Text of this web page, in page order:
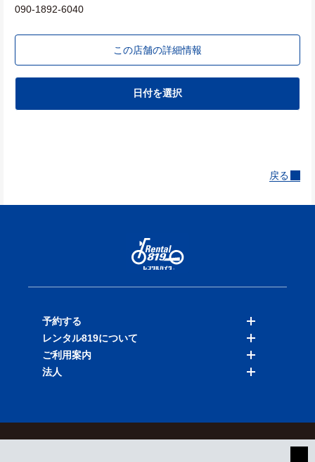
090-1892-6040
この店舗の詳細情報
日付を選択
戻る
予約する
バイクを探す
店舗を探す
レンタル819について
料金表
ご利用案内
法人